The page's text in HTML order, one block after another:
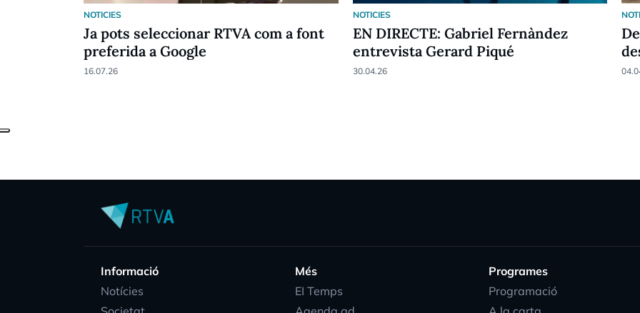
NOTICIES
Ja pots seleccionar RTVA com a font
preferida a Google
16.07.26
NOTICIES
EN DIRECTE: Gabriel Fernàndez
entrevista Gerard Piqué
30.04.26
Informació
Notícies
Més
EI Temps
Programes
Programació